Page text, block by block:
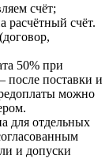
счёт;
расчётный счёт.
50% при
после поставки и
можно
для отдельных
и допуски